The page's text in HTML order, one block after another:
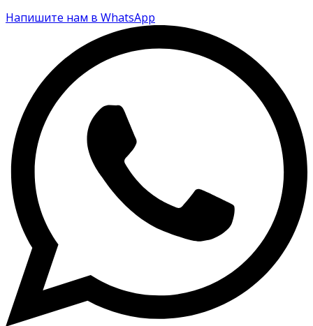
Напишите нам в WhatsApp